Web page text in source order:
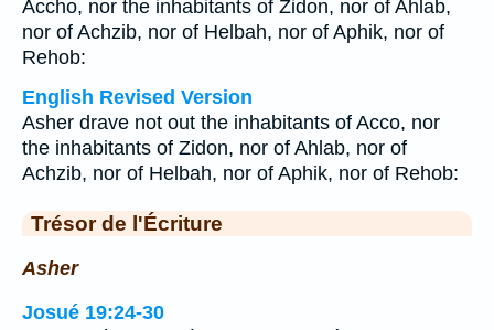
Accho, nor the inhabitants of Zidon, nor of Ahlab,
nor of Achzib, nor of Helbah, nor of Aphik, nor of
Rehob:
English Revised Version
Asher drave not out the inhabitants of Acco, nor
the inhabitants of Zidon, nor of Ahlab, nor of
Achzib, nor of Helbah, nor of Aphik, nor of Rehob:
Trésor de l'Écriture
Asher
Josué 19:24-30